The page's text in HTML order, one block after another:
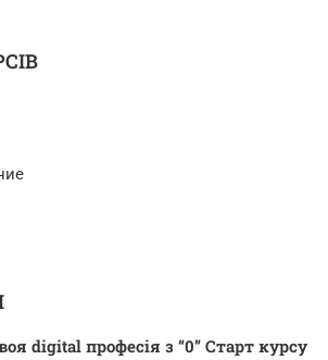
digital професія з “0” Старт курсу